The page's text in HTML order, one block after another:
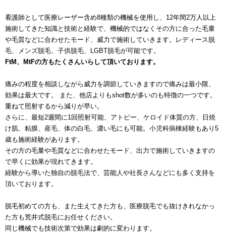
看護師として医療レーザー含め8種類の機械を使用し、12年間2万人以上
施術してきた知識と技術と経験で、機械的ではなくその方に合った毛量
や毛質などに合わせたモード、威力で施術していきます。レディース脱
毛、メンズ脱毛、子供脱毛、LGBT脱毛が可能です。
FtM、MtFの方もたくさんいらして頂いております。
痛みの程度を相談しながら威力を調節していきますので痛みは最小限、
効果は最大です。 また、他店よりもshot数が多いのも特徴の一つです。
重ねて照射するから減りが早い。
さらに、最短2週間に1回照射可能、アトピー、ケロイド体質の方、日焼
け肌、粘膜、産毛、体の白毛、濃い毛にも可能。小児科病棟経験もあり5
歳も施術経験があります。
その方の毛量や毛質などに合わせたモード、出力で施術していきますの
で早くに効果が現れてきます。
経験から導いた独自の脱毛法で、芸能人や社長さんなどにも多く支持を
頂いております。
脱毛初めての方も、また生えてきた方も、医療脱毛でも抜けきれなかっ
た方も荒井式脱毛にお任せください。
同じ機械でも技術次第で効果は劇的に変わります。